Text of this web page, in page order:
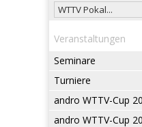
Veranstaltungen
Seminare
Turniere
andro WTTV-Cup
andro WTTV-Cup